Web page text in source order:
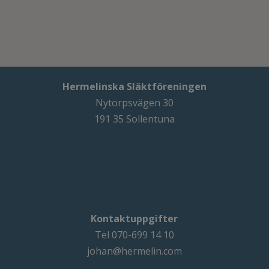
Hermelinska Släktföreningen
Nytorpsvägen 30
191 35 Sollentuna
Kontaktuppgifter
Tel 070-699 14 10
johan@hermelin.com